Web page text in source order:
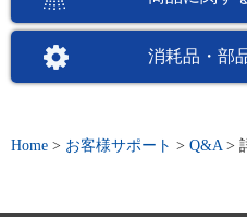
消耗品・部
Home > お客様サポート > Q&A >